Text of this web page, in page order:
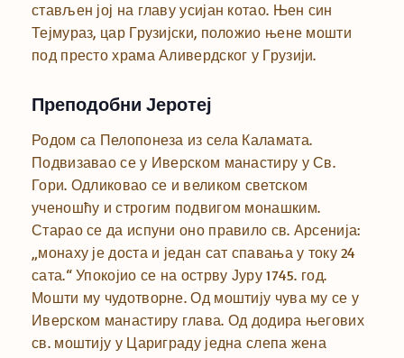
стављен јој на главу усијан котао. Њен син
Тејмураз, цар Грузијски, положио њене мошти
под престо храма Аливердског у Грузији.
Преподобни Јеротеј
Родом са Пелопонеза из села Каламата.
Подвизавао се у Иверском манастиру у Св.
Гори. Одликовао се и великом светском
ученошћу и строгим подвигом монашким.
Старао се да испуни оно правило св. Арсенија:
„монаху је доста и један сат спавања у току 24
сата.“ Упокојио се на острву Јуру 1745. год.
Мошти му чудотворне. Од моштију чува му се у
Иверском манастиру глава. Од додира његових
св. моштију у Цариграду једна слепа жена